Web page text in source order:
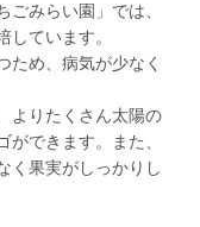
みらい園」では、
ています。
ため、病気が少なく
よりたくさん太陽の
できます。また、
く果実がしっかりし